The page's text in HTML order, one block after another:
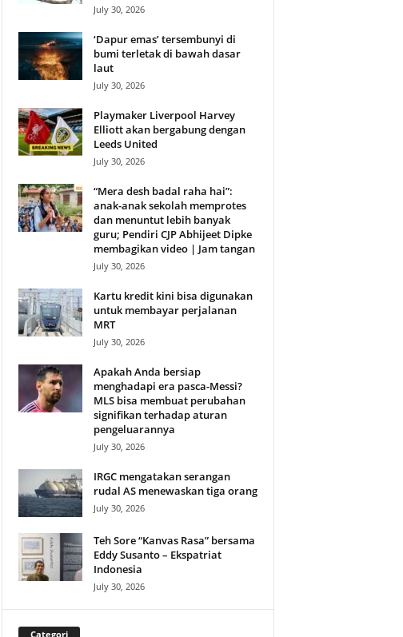
July 30, 2026
‘Dapur emas’ tersembunyi di
bumi terletak di bawah dasar
laut
July 30, 2026
Playmaker Liverpool Harvey
Elliott akan bergabung dengan
Leeds United
July 30, 2026
“Mera desh badal raha hai”:
anak-anak sekolah memprotes
dan menuntut lebih banyak
guru; Pendiri CJP Abhijeet Dipke
membagikan video | Jam tangan
July 30, 2026
Kartu kredit kini bisa digunakan
untuk membayar perjalanan
MRT
July 30, 2026
Apakah Anda bersiap
menghadapi era pasca-Messi?
MLS bisa membuat perubahan
signifikan terhadap aturan
pengeluarannya
July 30, 2026
IRGC mengatakan serangan
rudal AS menewaskan tiga orang
July 30, 2026
Teh Sore “Kanvas Rasa” bersama
Eddy Susanto – Ekspatriat
Indonesia
July 30, 2026
Categori